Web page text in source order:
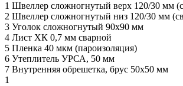
1 Швеллер сложногнутый верх 120/30 мм
2 Швеллер сложногнутый низ 120/30 мм
3 Уголок сложногнутый 90х90 мм
4 Лист ХК 0,7 мм сварной
5 Пленка 40 мкм (пароизоляция)
6 Утеплитель УРСА, 50 мм
7 Внутренняя обрешетка, брус 50х50 мм
1